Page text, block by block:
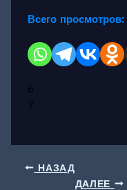
Всего просмотров:
6
7
НАЗАД
ДАЛЕЕ